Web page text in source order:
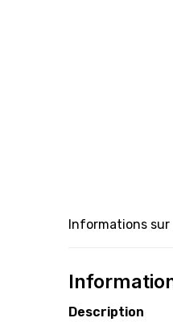
Informations sur
Description